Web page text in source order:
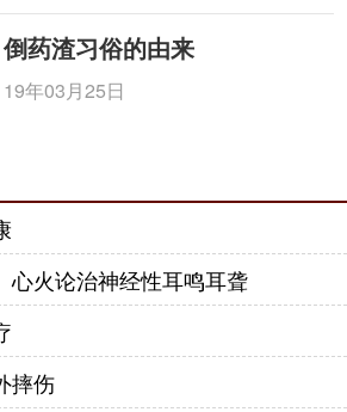
倒药渣习俗的由来
19年03月25日
心火论治神经性耳鸣耳聋
摔伤